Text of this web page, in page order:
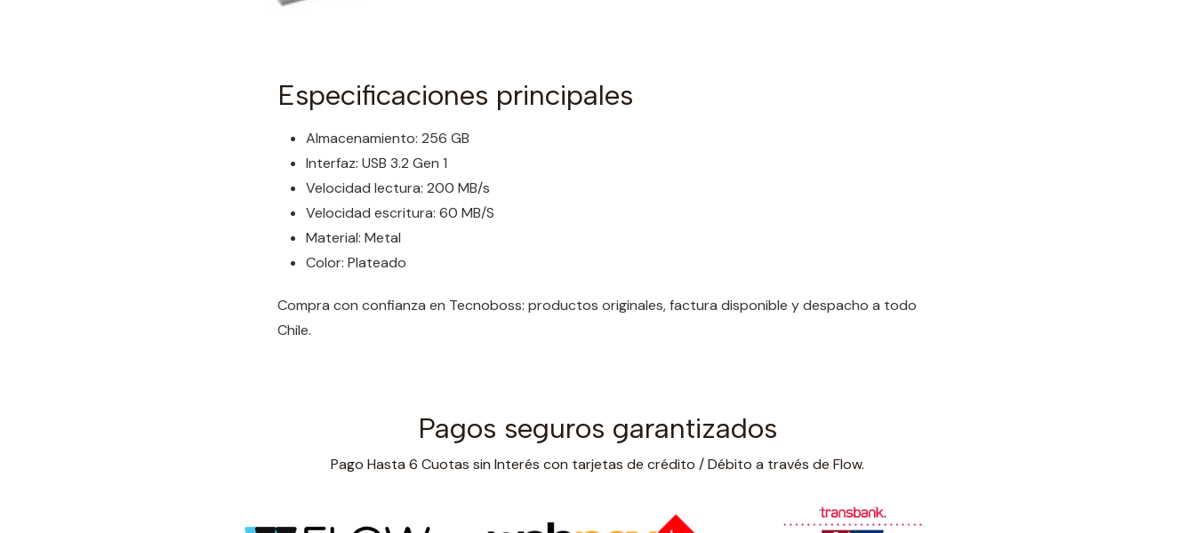
Especificaciones principales
Almacenamiento: 256 GB
Interfaz: USB 3.2 Gen 1
Velocidad lectura: 200 MB/s
Velocidad escritura: 60 MB/S
Material: Metal
Color: Plateado
Compra con confianza en Tecnoboss: productos originales, factura disponible y despacho a todo
Chile.
Pagos seguros garantizados
Pago Hasta 6 Cuotas sin Interés con tarjetas de crédito / Débito a través de Flow.